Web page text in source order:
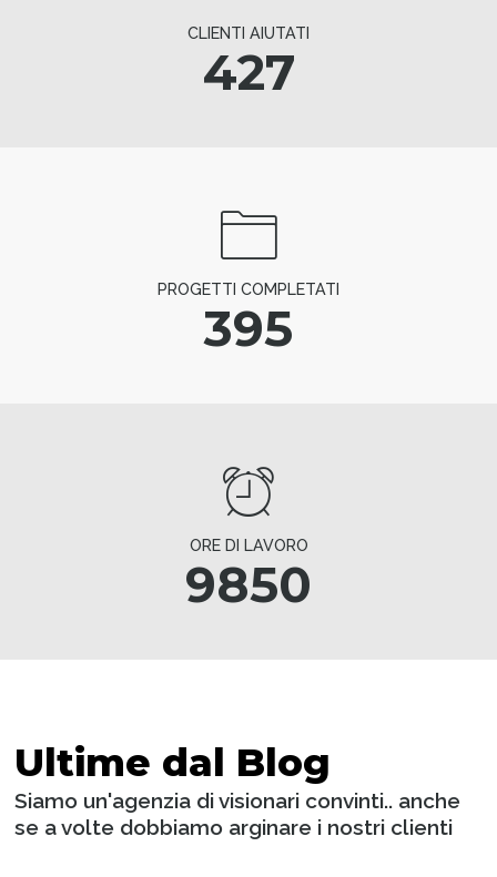
CLIENTI AIUTATI
427
PROGETTI COMPLETATI
395
ORE DI LAVORO
9850
Ultime dal Blog
Siamo un'agenzia di visionari convinti.. anche
se a volte dobbiamo arginare i nostri clienti